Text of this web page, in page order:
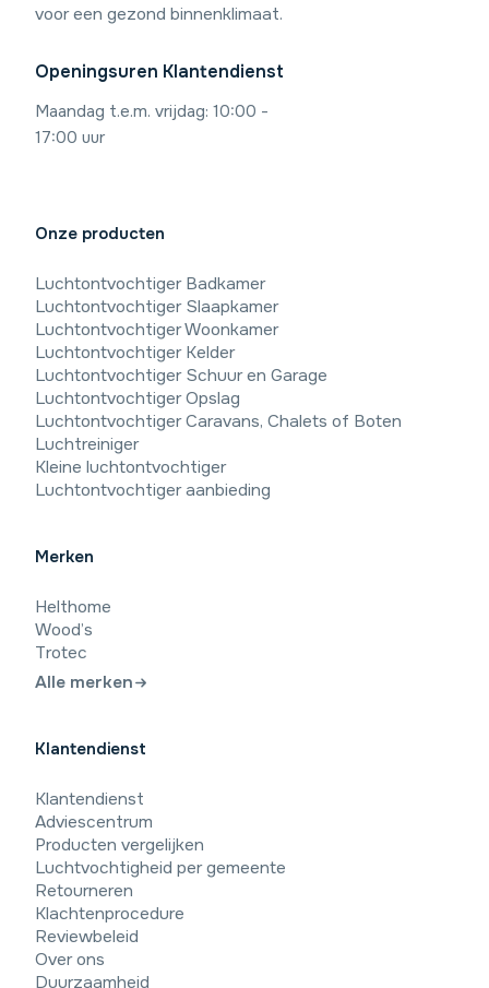
voor een gezond binnenklimaat.
Openingsuren Klantendienst
Maandag t.e.m. vrijdag: 10:00 -
17:00 uur
Onze producten
Luchtontvochtiger Badkamer
Luchtontvochtiger Slaapkamer
Luchtontvochtiger Woonkamer
Luchtontvochtiger Kelder
Luchtontvochtiger Schuur en Garage
Luchtontvochtiger Opslag
Luchtontvochtiger Caravans, Chalets of Boten
Luchtreiniger
Kleine luchtontvochtiger
Luchtontvochtiger aanbieding
Merken
Helthome
Wood’s
Trotec
Alle merken
Klantendienst
Klantendienst
Adviescentrum
Producten vergelijken
Luchtvochtigheid per gemeente
Retourneren
Klachtenprocedure
Reviewbeleid
Over ons
Duurzaamheid
9,4/10
43 beoordelingen
Hij maakt weinig geluid, doet wat hij moet doen en doet dat
relatief snel.
Lucas · Amsterdam